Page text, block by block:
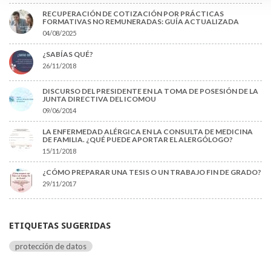
RECUPERACIÓN DE COTIZACIÓN POR PRÁCTICAS
FORMATIVAS NO REMUNERADAS: GUÍA ACTUALIZADA
04/08/2025
¿SABÍAS QUÉ?
26/11/2018
DISCURSO DEL PRESIDENTE EN LA TOMA DE POSESIÓN DE LA
JUNTA DIRECTIVA DEL ICOMOU
09/06/2014
LA ENFERMEDAD ALÉRGICA EN LA CONSULTA DE MEDICINA
DE FAMILIA. ¿QUÉ PUEDE APORTAR EL ALERGÓLOGO?
15/11/2018
¿CÓMO PREPARAR UNA TESIS O UN TRABAJO FIN DE GRADO?
29/11/2017
ETIQUETAS SUGERIDAS
protección de datos